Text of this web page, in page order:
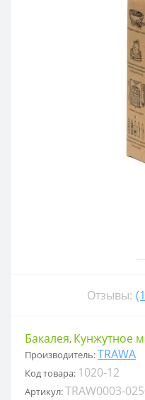
Отзывы:
Бакалея, Кунжутное
Производитель:TRAWA
Код товара: 1020-12
Артикул:TRAW0003-